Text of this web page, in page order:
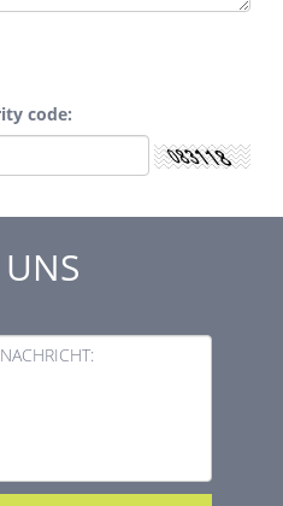
code:
NACHRICHT: